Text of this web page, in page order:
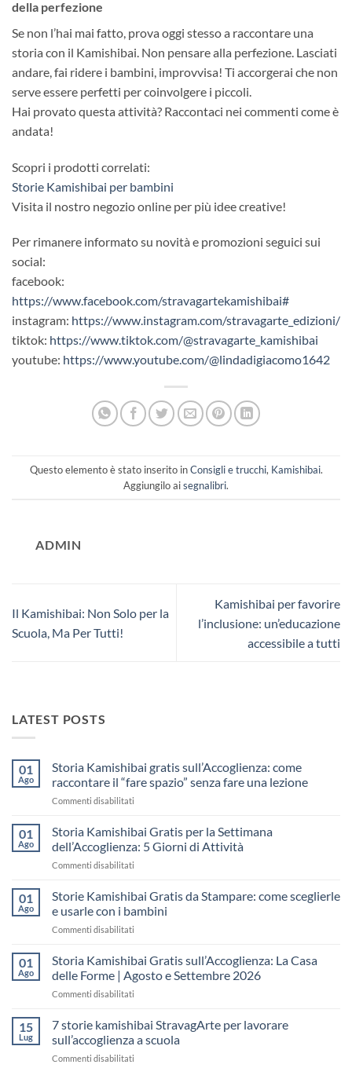
della perfezione
Se non l’hai mai fatto, prova oggi stesso a raccontare una
storia con il Kamishibai. Non pensare alla perfezione. Lasciati
andare, fai ridere i bambini, improvvisa! Ti accorgerai che non
serve essere perfetti per coinvolgere i piccoli.
Hai provato questa attività? Raccontaci nei commenti come è
andata!
Scopri i prodotti correlati:
Storie Kamishibai per bambini
Visita il nostro negozio online per più idee creative!
Per rimanere informato su novità e promozioni seguici sui
social:
facebook:
https://www.facebook.com/stravagartekamishibai#
instagram: https://www.instagram.com/stravagarte_edizioni/
tiktok: https://www.tiktok.com/@stravagarte_kamishibai
youtube: https://www.youtube.com/@lindadigiacomo1642
Questo elemento è stato inserito inConsigli e trucchi, Kamishibai.
Aggiungilo aisegnalibri.
ADMIN
Il Kamishibai: Non Solo per la
Scuola, Ma Per Tutti!
Kamishibai per favorire
l’inclusione: un’educazione
accessibile a tutti
LATEST POSTS
01
Ago
Storia Kamishibai gratis sull’Accoglienza: come
raccontare il “fare spazio” senza fare una lezione
Commenti disabilitati
Kamishibai
sull’Accoglienza:
il
“fare
una
lezione
01
Ago
Storia Kamishibai Gratis per la Settimana
dell’Accoglienza: 5 Giorni di Attività
Commenti disabilitati
Kamishibai
per
dell’Accoglienza:
Giorni
01
Ago
Storie Kamishibai Gratis da Stampare: come sceglierle
e usarle con i bambini
Commenti disabilitati
Kamishibai
da
sceglierle
01
Ago
Storia Kamishibai Gratis sull’Accoglienza: La Casa
delle Forme | Agosto e Settembre 2026
Commenti disabilitati
Kamishibai
sull’Accoglienza:
15
Lug
7 storie kamishibai StravagArte per lavorare
sull’accoglienza a scuola
Commenti disabilitati